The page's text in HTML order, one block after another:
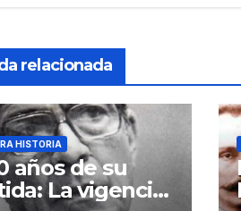
relacionada
HISTORIA
años de su
La vigencia